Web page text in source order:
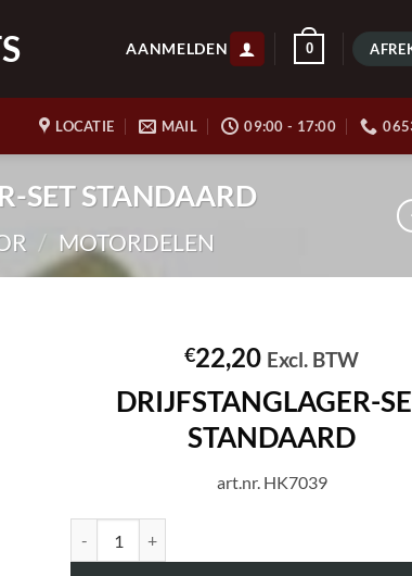
AANMELDEN 0
LOCATIE MAIL 09:00 - 17:00
SET STANDAARD
/ MOTORDELEN
€22,20 Excl. BTW
DRIJFSTANGLAGER-
STANDAARD
art.nr. HK7039